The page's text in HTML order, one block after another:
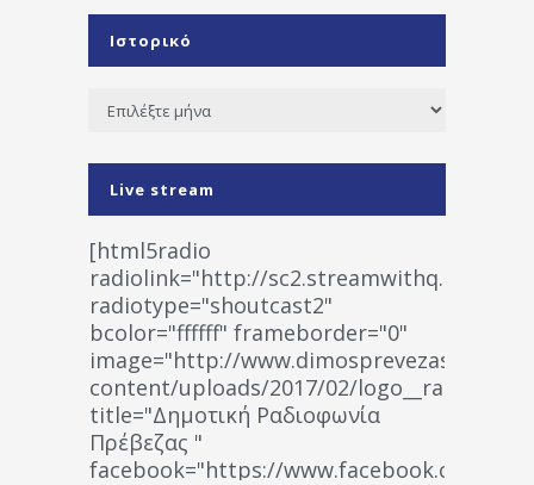
Ιστορικό
Ιστορικό
Live stream
[html5radio
radiolink="http://
radiotype="shoutcast2"
bcolor="ffffff" frameborder="0"
image="http://www.dimosprevezas.gr/wp-
content/uploads/2017/02/
title="Δημοτική Ραδιοφωνία
Πρέβεζας "
facebook="https://www.facebook.com/